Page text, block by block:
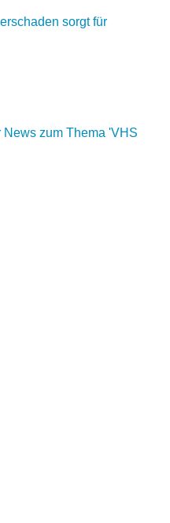
sorgt für
News zum Thema 'VHS